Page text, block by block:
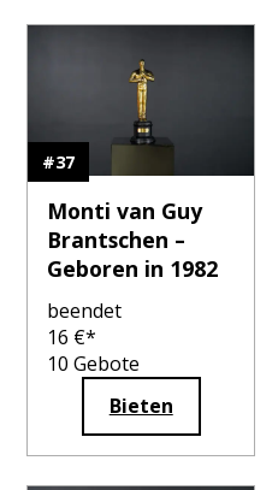
#37
Monti van Guy
Brantschen –
Geboren in 1982
beendet
16 €*
10 Gebote
Bieten